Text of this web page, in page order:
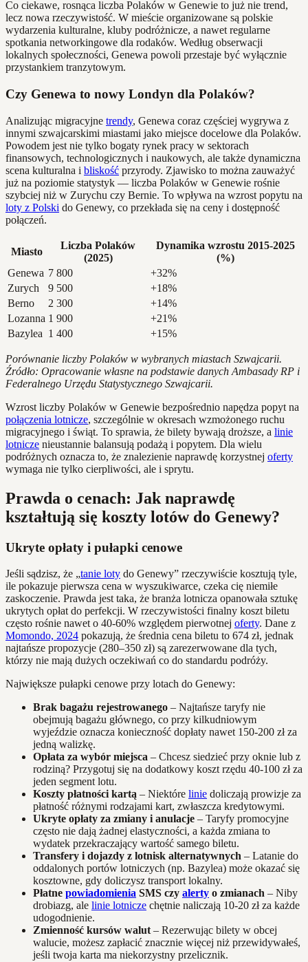
Co ciekawe, rosnąca liczba Polaków w Genewie to już nie trend,
lecz nowa rzeczywistość. W mieście organizowane są polskie
wydarzenia kulturalne, kluby podróżnicze, a nawet regularne
spotkania networkingowe dla rodaków. Według obserwacji
lokalnych społeczności, Genewa powoli przestaje być wyłącznie
przystankiem tranzytowym.
Czy Genewa to nowy Londyn dla Polaków?
Analizując migracyjne trendy, Genewa coraz częściej wygrywa z
innymi szwajcarskimi miastami jako miejsce docelowe dla Polaków.
Powodem jest nie tylko bogaty rynek pracy w sektorach
finansowych, technologicznych i naukowych, ale także dynamiczna
scena kulturalna i bliskość przyrody. Zjawisko to można zauważyć
już na poziomie statystyk — liczba Polaków w Genewie rośnie
szybciej niż w Zurychu czy Bernie. To wpływa na wzrost popytu na
loty z Polski do Genewy, co przekłada się na ceny i dostępność
połączeń.
Miasto
Liczba Polaków
(2025)
Dynamika wzrostu 2015-2025
(%)
Genewa 7 800
+32%
Zurych
9 500
+18%
Berno
2 300
+14%
Lozanna 1 900
+21%
Bazylea 1 400 +15%
Porównanie liczby Polaków w wybranych miastach Szwajcarii.
Źródło: Opracowanie własne na podstawie danych Ambasady RP i
Federalnego Urzędu Statystycznego Szwajcarii.
Wzrost liczby Polaków w Genewie bezpośrednio napędza popyt na
połączenia lotnicze, szczególnie w okresach wzmożonego ruchu
migracyjnego i świąt. To sprawia, że bilety bywają droższe, a linie
lotnicze nieustannie balansują podażą i popytem. Dla wielu
podróżnych oznacza to, że znalezienie naprawdę korzystnej oferty
wymaga nie tylko cierpliwości, ale i sprytu.
Prawda o cenach: Jak naprawdę
kształtują się koszty lotów do Genewy?
Ukryte opłaty i pułapki cenowe
Jeśli sądzisz, że „tanie loty do Genewy” rzeczywiście kosztują tyle,
ile pokazuje pierwsza cena w wyszukiwarce, czeka cię niemiłe
zaskoczenie. Prawda jest taka, że branża lotnicza opanowała sztukę
ukrytych opłat do perfekcji. W rzeczywistości finalny koszt biletu
często rośnie nawet o 40-60% względem pierwotnej oferty. Dane z
Momondo, 2024 pokazują, że średnia cena biletu to 674 zł, jednak
najtańsze propozycje (280–350 zł) są zarezerwowane dla tych,
którzy nie mają dużych oczekiwań co do standardu podróży.
Największe pułapki cenowe przy lotach do Genewy:
Brak bagażu rejestrowanego – Najtańsze taryfy nie
obejmują bagażu głównego, co przy kilkudniowym
wyjeździe oznacza konieczność dopłaty nawet 150-200 zł za
jedną walizkę.
Opłata za wybór miejsca – Chcesz siedzieć przy oknie lub z
rodziną? Przygotuj się na dodatkowy koszt rzędu 40-100 zł za
jeden segment lotu.
Koszty płatności kartą – Niektóre linie doliczają prowizje za
płatność różnymi rodzajami kart, zwłaszcza kredytowymi.
Ukryte opłaty za zmiany i anulacje – Taryfy promocyjne
często nie dają żadnej elastyczności, a każda zmiana to
wydatek przekraczający wartość samego biletu.
Transfery i dojazdy z lotnisk alternatywnych – Latanie do
oddalonych portów lotniczych (np. Bazylea) może okazać się
kosztowne, gdy doliczysz transport lokalny.
Płatne powiadomienia SMS czy alerty o zmianach – Niby
drobiazg, ale linie lotnicze chętnie naliczają 10-20 zł za każde
udogodnienie.
Zmienność kursów walut – Rezerwując bilety w obcej
walucie, możesz zapłacić znacznie więcej niż przewidywałeś,
jeśli twoja karta ma niekorzystny przelicznik.